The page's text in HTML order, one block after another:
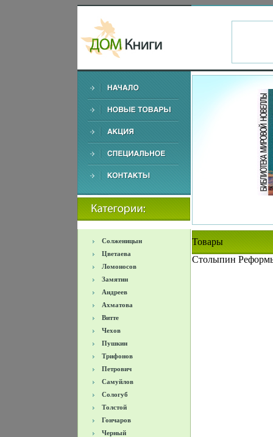
Солженицын
Цветаева
Ломоносов
Замятин
Андреев
Ахматова
Витте
Чехов
Пушкин
Трифонов
Петрович
Самуйлов
Сологуб
Толстой
Гончаров
Черный
Товары
Столыпин